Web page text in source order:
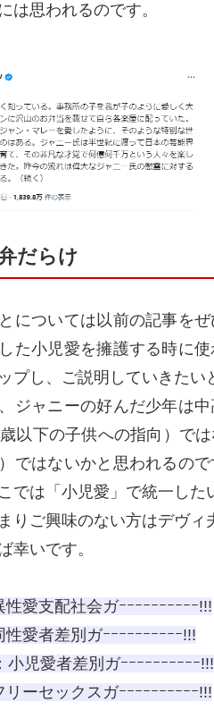
は思われるのです。
だらけ
については以前の記事を
た小児愛を擁護する時に
プし、ご説明していきたい
ジャニーの好んだ少年は
以下の子供への指向）で
ではないかと思われるの
では「小児愛」で統一した
りご興味のない方はデヴィ
幸いです。
愛支配社会ガｰｰｰｰｰｰｰｰｰｰ!!!
愛者差別ガｰｰｰｰｰｰｰｰｰｰ!!!
児愛者差別ガｰｰｰｰｰｰｰｰｰｰ!!!
ーセックスガｰｰｰｰｰｰｰｰｰｰ!!!